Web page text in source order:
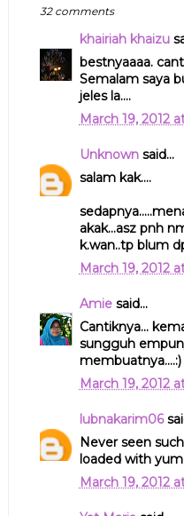
32 comments
khairiah khaizu
bestnyaaaa.
Semalam saya
jeles la....
March 19, 2012
Unknownsaid...
salam kak....
akak...asz pnh
k.wan..tp blum
March 19, 2012
Amiesaid...
Cantiknya...
sungguh
membuatnya....:)
March 19, 2012
lubnakarim06
Never seen
loaded with yum
March 19, 2012